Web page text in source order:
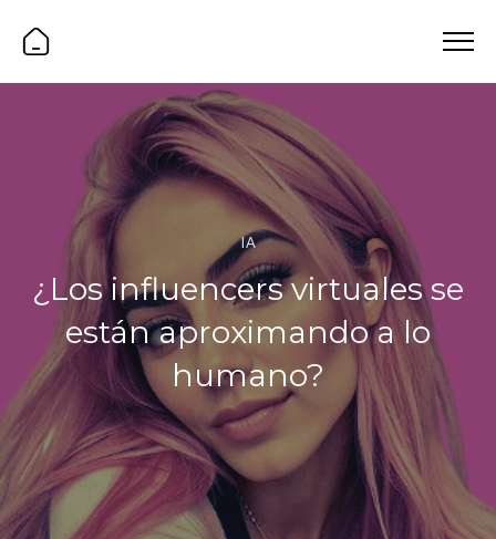
IA
¿Los influencers virtuales se
están aproximando a lo
humano?